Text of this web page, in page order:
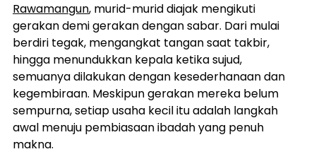
Rawamangun, murid-murid diajak mengikuti
gerakan demi gerakan dengan sabar. Dari mulai
berdiri tegak, mengangkat tangan saat takbir,
hingga menundukkan kepala ketika sujud,
semuanya dilakukan dengan kesederhanaan dan
kegembiraan. Meskipun gerakan mereka belum
sempurna, setiap usaha kecil itu adalah langkah
awal menuju pembiasaan ibadah yang penuh
makna.